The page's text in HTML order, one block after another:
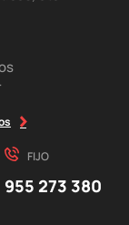
FIJO
955 273 380